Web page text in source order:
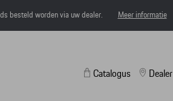
besteld worden via uw dealer. Meer informatie
Catalogus Dealer